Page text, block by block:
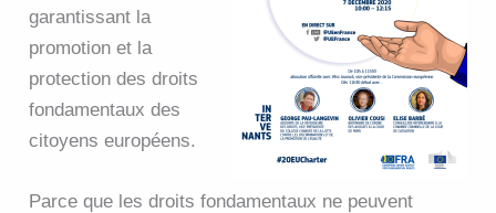
garantissant la
promotion et la
protection des droits
fondamentaux des
citoyens européens.
Parce que les droits fondamentaux ne peuvent